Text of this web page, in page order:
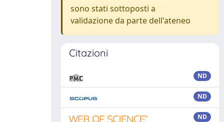
sono stati sottoposti a
validazione da parte dell'ateneo
Citazioni
ND
ND
ND